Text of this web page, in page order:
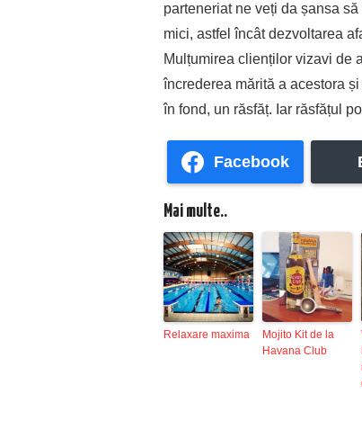
parteneriat ne veți da șansa
mici, astfel încât dezvoltarea
Mulțumirea clienților vizavi de
încrederea mărită a acestora
în fond, un răsfăț. Iar răsfățul
Facebook
Mai multe..
Relaxare maxima
Mojito Kit de la
Havana Club